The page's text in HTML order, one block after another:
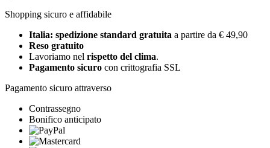
Shopping sicuro e affidabile
Italia: spedizione standard gratuita a partire da € 49,90
Reso gratuito
Lavoriamo nel rispetto del clima.
Pagamento sicuro con crittografia SSL
Pagamento sicuro attraverso
Contrassegno
Bonifico anticipato